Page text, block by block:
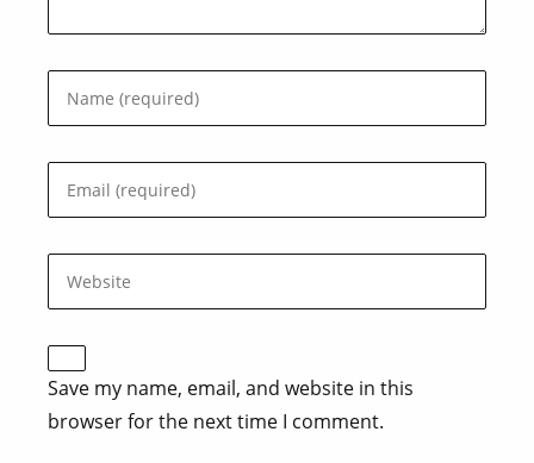
Save my name, email, and website in this
browser for the next time I comment.